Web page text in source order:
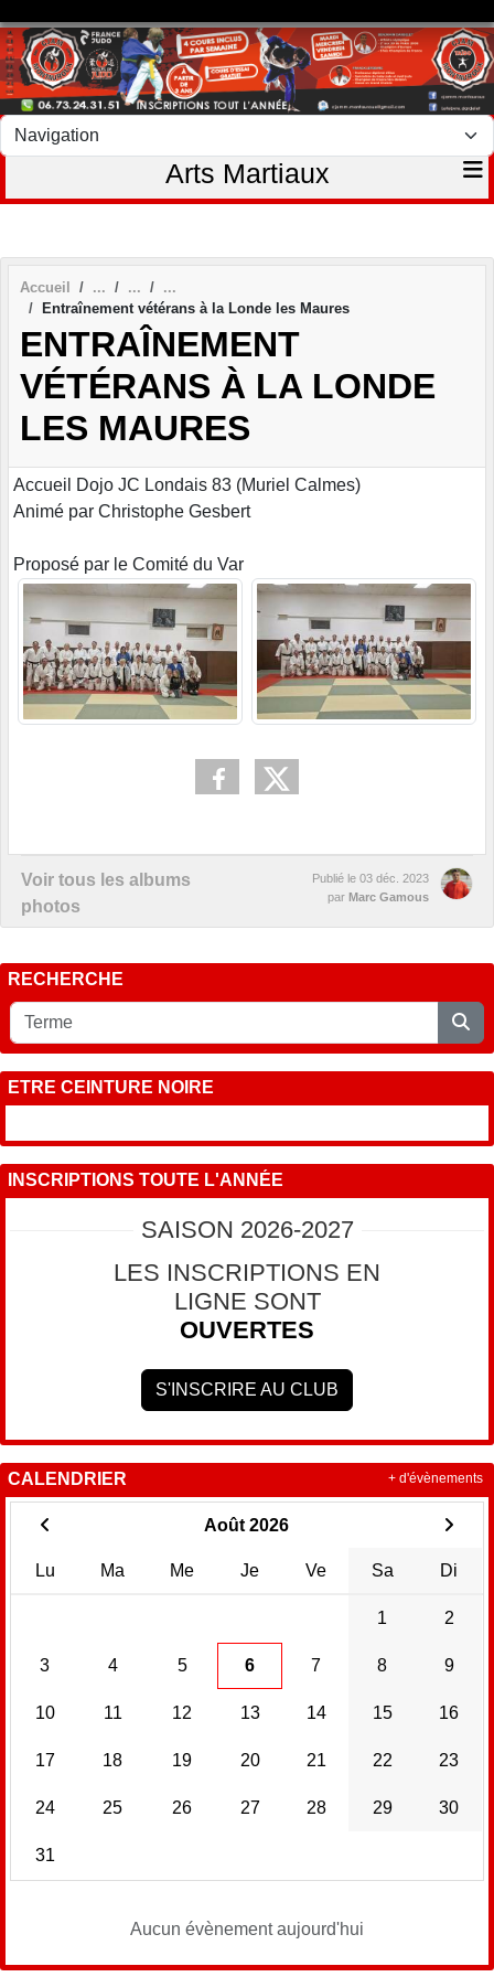
Arts Martiaux
Accueil
Entraînement vétérans à la Londe les Maures
ENTRAÎNEMENT
VÉTÉRANS À LA LONDE
LES MAURES
Accueil Dojo JC Londais 83 (Muriel Calmes)
Animé par Christophe Gesbert
Proposé par le Comité du Var
Voir tous les albums
photos
Publié le 03 déc. 2023
par Marc Gamous
RECHERCHE
ETRE CEINTURE NOIRE
INSCRIPTIONS TOUTE L'ANNÉE
SAISON 2026-2027
LES INSCRIPTIONS EN
LIGNE SONT
OUVERTES
S'INSCRIRE AU CLUB
CALENDRIER
Août 2026
Lu Ma Me Je Ve Sa Di
1 2
3 4 5 6 7 8 9
10 11 12 13 14 15 16
17 18 19 20 21 22 23
24 25 26 27 28 29 30
31
Aucun évènement aujourd'hui
+ d'évènements